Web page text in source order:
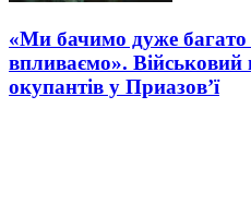
«Ми бачимо дуже багато
впливаємо». Військовий
окупантів у Приазов’ї